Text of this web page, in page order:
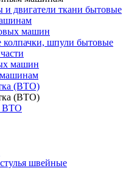
двигатели ткани бытовые
машин
шпули бытовые
машин
(ВТО)
(ВТО)
ВТО
швейные